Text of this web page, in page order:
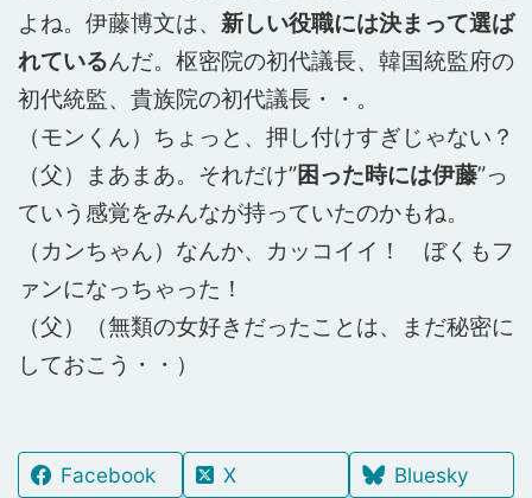
よね。伊藤博文は、 新しい役職には決まって選ば
れているんだ。枢密院の初代議長、韓国統監府の
初代統監、貴族院の初代議長・・。
（モンくん）ちょっと、押し付けすぎじゃない？
（父）まあまあ。それだけ”困った時には伊藤”っ
ていう感覚をみんなが持っていたのかもね。
（カンちゃん）なんか、カッコイイ！ ぼくもフ
ァンになっちゃった！
（父）（無類の女好きだったことは、まだ秘密に
しておこう・・）
Facebook X
Bluesky